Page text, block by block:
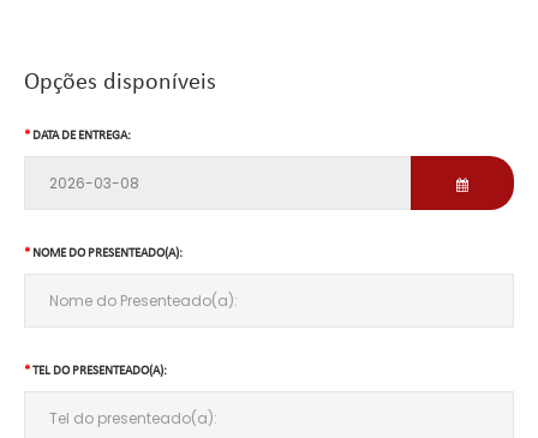
Opções disponíveis
DATA DE ENTREGA:
NOME DO PRESENTEADO(A):
TEL DO PRESENTEADO(A):